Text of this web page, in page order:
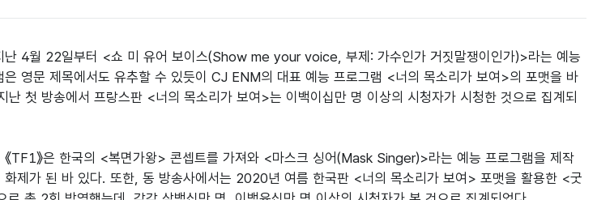
난 4월 22일부터 <쇼 미 유어 보이스(Show me your voice, 부제: 가수인가 거짓말쟁이인가)>라는 예능
영문 제목에서도 유추할 수 있듯이 CJ ENM의 대표 예능 프로그램 <너의 목소리가 보여>의 포맷을 바
난 첫 방송에서 프랑스판 <너의 목소리가 보여>는 이백이십만 명 이상의 시청자가 시청한 것으로 집계되
TF1》은 한국의 <복면가왕> 콘셉트를 가져와 <마스크 싱어(Mask Singer)>라는 예능 프로그램을 제작
제가 된 바 있다. 또한, 동 방송사에서는 2020년 여름 한국판 <너의 목소리가 보여> 포맷을 활용한 <굿